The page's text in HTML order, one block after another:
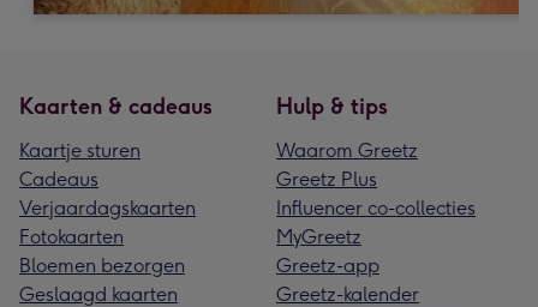
Kaarten & cadeaus
Kaartje sturen
Cadeaus
Verjaardagskaarten
Fotokaarten
Bloemen bezorgen
Geslaagd kaarten
Hulp & tips
Waarom Greetz
Greetz Plus
Influencer co-collecties
MyGreetz
Greetz-app
Greetz-kalender